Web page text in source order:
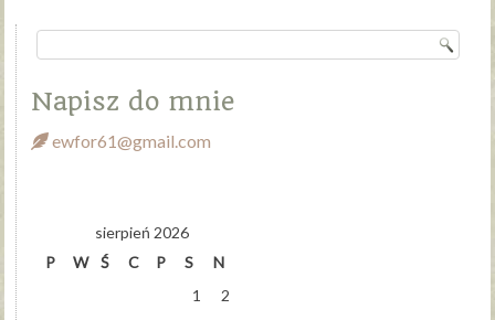
Napisz do mnie
ewfor61@gmail.com
sierpień 2026
P
W Ś C P S
N
1
2